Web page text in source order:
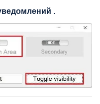
.